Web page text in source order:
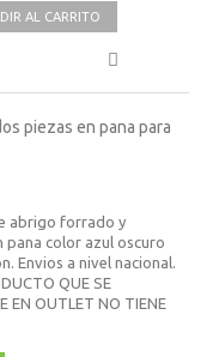
AL CARRITO
piezas en pana para
abrigo forrado y
pana color azul oscuro
Envios a nivel nacional.
QUE SE
EN OUTLET NO TIENE